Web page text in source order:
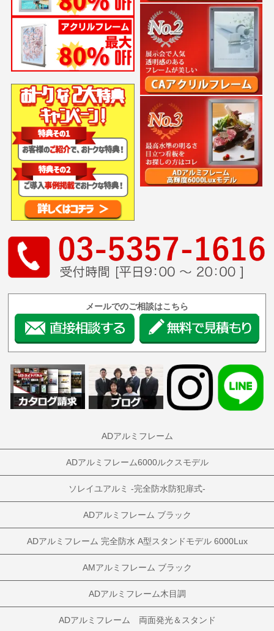
メールでのご相談はこちら
ADアルミフレーム
ADアルミフレーム6000ルクスモデル
ソレイユアルミ -完全防水防犯扉式-
ADアルミフレーム ブラック
ADアルミフレーム 完全防水 A型スタンドモデル 6000Lux
AMアルミフレーム ブラック
ADアルミフレーム木目調
ADアルミフレーム 両面発光＆スタンド